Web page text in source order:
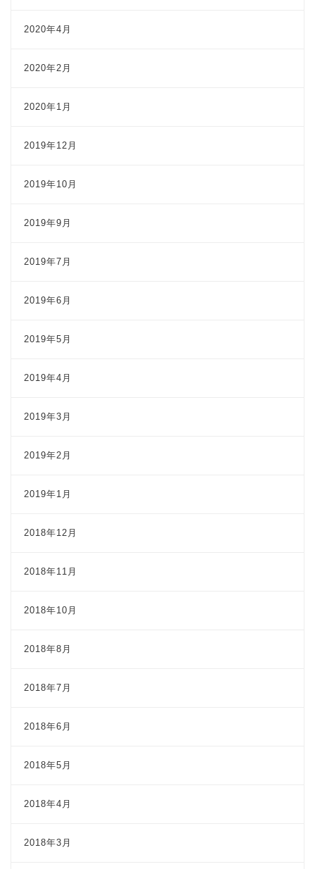
2020年4月
2020年2月
2020年1月
2019年12月
2019年10月
2019年9月
2019年7月
2019年6月
2019年5月
2019年4月
2019年3月
2019年2月
2019年1月
2018年12月
2018年11月
2018年10月
2018年8月
2018年7月
2018年6月
2018年5月
2018年4月
2018年3月